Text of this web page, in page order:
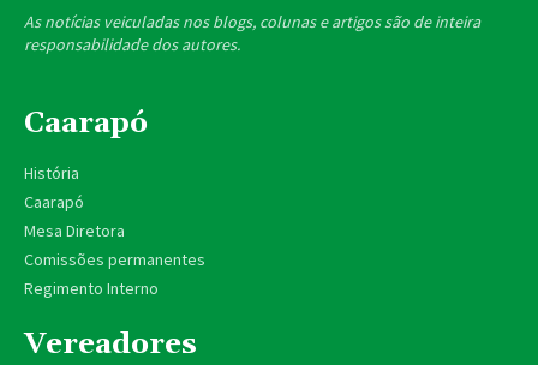
As notícias veiculadas nos blogs, colunas e artigos são de inteira
responsabilidade dos autores.
Caarapó
História
Caarapó
Mesa Diretora
Comissões permanentes
Regimento Interno
Vereadores